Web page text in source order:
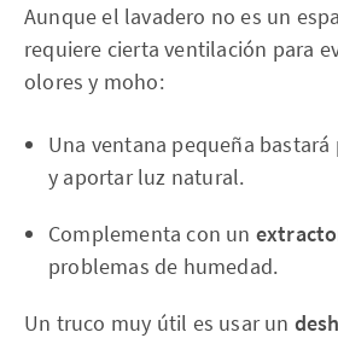
Aunque el lavadero no es un
requiere cierta ventilación para
olores y moho:
Una ventana pequeña
y aportar luz natural.
Complementa con un
problemas de humedad.
Un truco muy útil es usar un